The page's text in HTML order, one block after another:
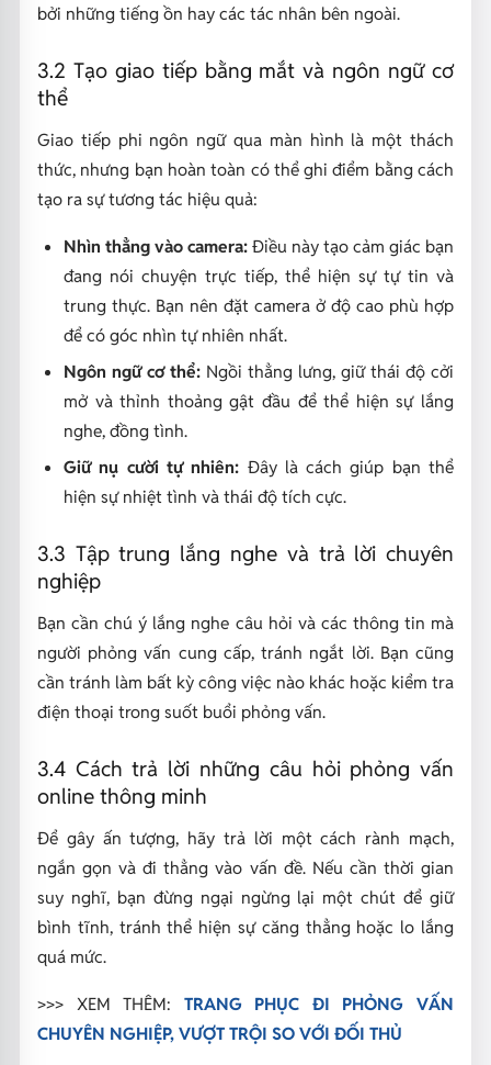
bởi những tiếng ồn hay các tác nhân bên ngoài.
3.2 Tạo giao tiếp bằng mắt và ngôn ngữ cơ
thể
Giao tiếp phi ngôn ngữ qua màn hình là một thách
thức, nhưng bạn hoàn toàn có thể ghi điểm bằng cách
tạo ra sự tương tác hiệu quả:
Nhìn thẳng vào camera:Điều này tạo cảm giác bạn
đang nói chuyện trực tiếp, thể hiện sự tự tin và
trung thực. Bạn nên đặt camera ở độ cao phù hợp
để có góc nhìn tự nhiên nhất.
Ngôn ngữ cơ thể:Ngồi thẳng lưng, giữ thái độ cởi
mở và thỉnh thoảng gật đầu để thể hiện sự lắng
nghe, đồng tình.
Giữ nụ cười tự nhiên: Đây là cách giúp bạn thể
hiện sự nhiệt tình và thái độ tích cực.
3.3 Tập trung lắng nghe và trả lời chuyên
nghiệp
Bạn cần chú ý lắng nghe câu hỏi và các thông tin mà
người phỏng vấn cung cấp, tránh ngắt lời. Bạn cũng
cần tránh làm bất kỳ công việc nào khác hoặc kiểm tra
điện thoại trong suốt buổi phỏng vấn.
3.4 Cách trả lời những câu hỏi phỏng vấn
online thông minh
Để gây ấn tượng, hãy trả lời một cách rành mạch,
ngắn gọn và đi thẳng vào vấn đề. Nếu cần thời gian
suy nghĩ, bạn đừng ngại ngừng lại một chút để giữ
bình tĩnh, tránh thể hiện sự căng thẳng hoặc lo lắng
quá mức.
>>> XEM THÊM: TRANG PHỤC ĐI PHỎNG VẤN
CHUYÊN NGHIỆP, VƯỢT TRỘI SO VỚI ĐỐI THỦ